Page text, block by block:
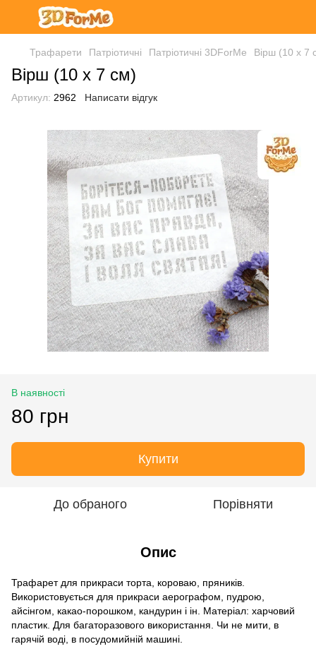
Трафарети Патріотичні Патріотичні 3DForMe Вірш (10 х 7
Вірш (10 х 7 см)
Артикул: 2962 Написати відгук
В наявності
80 грн
Купити
До обраного Порівняти
Опис
Трафарет для прикраси торта, короваю, пряників.
Використовується для прикраси аерографом, пудрою,
айсінгом, какао-порошком, кандурин і ін. Матеріал: харчовий
пластик. Для багаторазового використання. Чи не мити, в
гарячій воді, в посудомийній машині.